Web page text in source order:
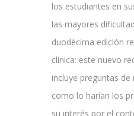
los estudiantes en
las mayores
duodécima edición
clínica: este nuevo
incluye preguntas
como lo harían los
su interés por el